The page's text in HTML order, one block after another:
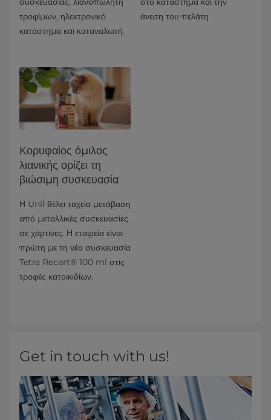
τροφίμων, ηλεκτρονικό
κατάστημα και καταναλωτή.
άνεση του πελάτη
Κορυφαίος όμιλος
λιανικής ορίζει τη
βιώσιμη συσκευασία
Η Unil θέλει ταχεία μετάβαση
από μεταλλικές συσκευασίες
σε χάρτινες. Η εταιρεία είναι
πρώτη με τη νέα συσκευασία
Tetra Recart® 100 ml στις
τροφές κατοικιδίων.
Get in touch with us!